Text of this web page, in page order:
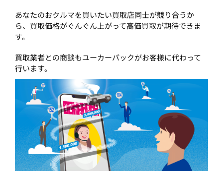
あなたのおクルマを買いたい買取店同士が競り合うか
ら、買取価格がぐんぐん上がって高価買取が期待できま
す。
買取業者との商談もユーカーパックがお客様に代わって
行います。